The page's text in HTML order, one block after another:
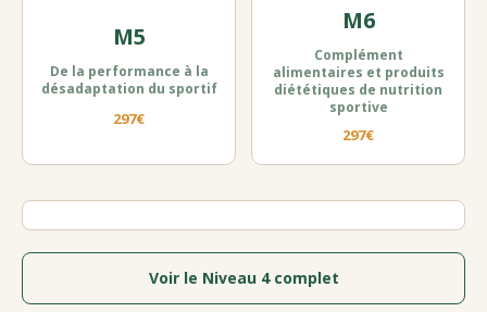
M5
De la performance à la
désadaptation du sportif
297€
M6
Complément
alimentaires et produits
diététiques de nutrition
sportive
297€
Voir le Niveau 4 complet